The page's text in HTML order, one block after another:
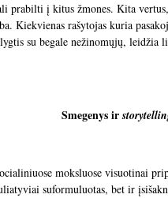
prabilti į kitus žmones. Kita
Kiekvienas rašytojas kuria
su begale nežinomųjų,
Smegenys ir
moksluose visuotinai
suformuluotas, bet ir